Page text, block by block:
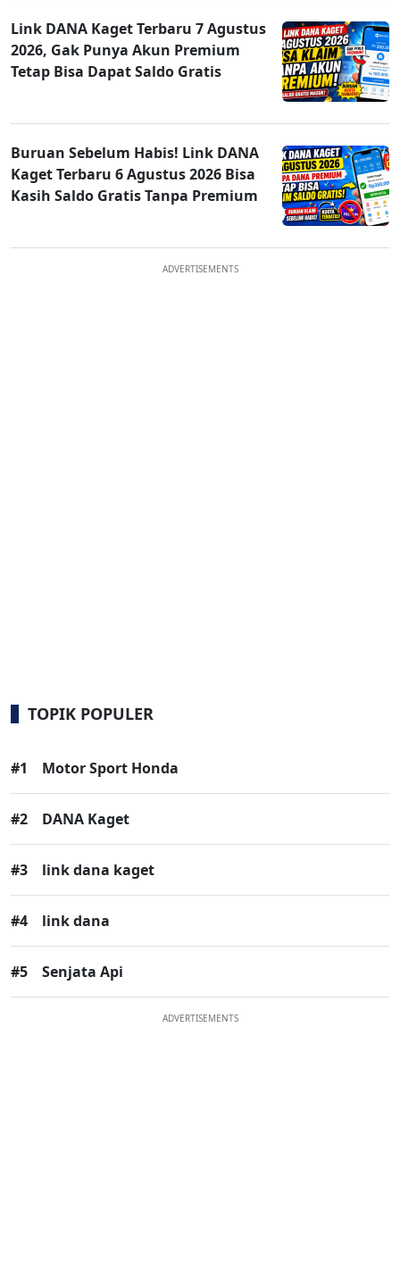
Link DANA Kaget Terbaru 7 Agustus
2026, Gak Punya Akun Premium
Tetap Bisa Dapat Saldo Gratis
Buruan Sebelum Habis! Link DANA
Kaget Terbaru 6 Agustus 2026 Bisa
Kasih Saldo Gratis Tanpa Premium
ADVERTISEMENTS
TOPIK POPULER
#1 Motor Sport Honda
#2 DANA Kaget
#3 link dana kaget
#4 link dana
#5 Senjata Api
ADVERTISEMENTS